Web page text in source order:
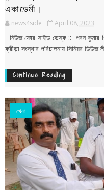
একাডেমী।
news4side April 08, 2023
নিউজ ফোর সাইড ডেস্ক :: পবন কুমার
ক্রীড়া সংস্থার পরিচালনায় সিনিয়র
Continue Reading
খেলা